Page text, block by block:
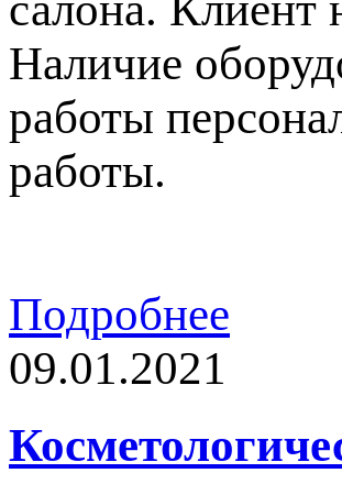
Наличие
работы
работы.
Подробнее
09.01.2021